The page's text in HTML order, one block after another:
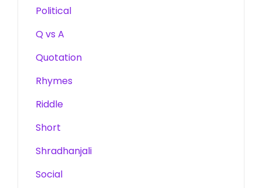
Political
Q vs A
Quotation
Rhymes
Riddle
Short
Shradhanjali
Social